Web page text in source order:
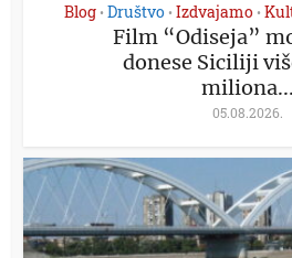
Blog • Društvo • Izdvajamo •
Film “Odiseja”
donese Siciliji
miliona...
05.08.2026.